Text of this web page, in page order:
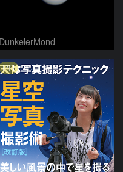
DunkelerMond
PR